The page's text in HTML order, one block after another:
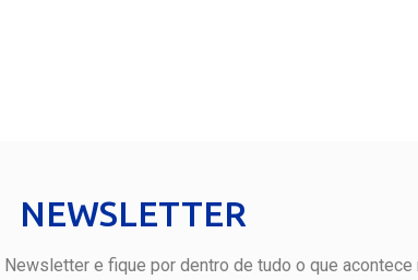
NEWSLETTER
e fique por dentro de tudo o que acontece